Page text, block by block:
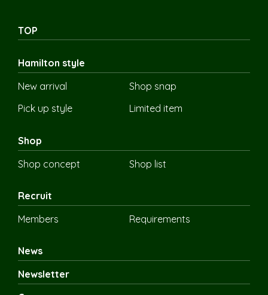
TOP
Hamilton style
New arrival
Shop snap
Pick up style
Limited item
Shop
Shop concept
Shop list
Recruit
Members
Requirements
News
Newsletter